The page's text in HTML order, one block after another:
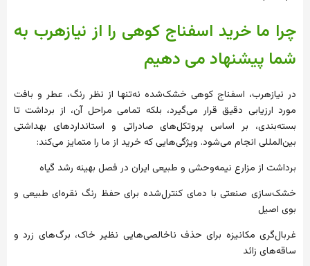
چرا ما خرید اسفناج کوهی را از نیازهرب به
شما پیشنهاد می دهیم
در نیازهرب، اسفناج کوهی خشک‌شده نه‌تنها از نظر رنگ، عطر و بافت
مورد ارزیابی دقیق قرار می‌گیرد، بلکه تمامی مراحل آن، از برداشت تا
بسته‌بندی، بر اساس پروتکل‌های صادراتی و استانداردهای بهداشتی
بین‌المللی انجام می‌شود. ویژگی‌هایی که خرید از ما را متمایز می‌کند:
برداشت از مزارع نیمه‌وحشی و طبیعی ایران در فصل بهینه رشد گیاه
خشک‌سازی صنعتی با دمای کنترل‌شده برای حفظ رنگ نقره‌ای طبیعی و
بوی اصیل
غربال‌گری مکانیزه برای حذف ناخالصی‌هایی نظیر خاک، برگ‌های زرد و
ساقه‌های زائد